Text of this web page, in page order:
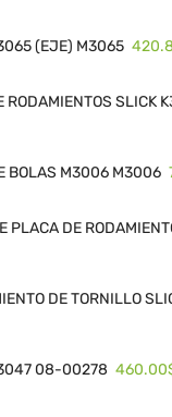
(EJE) M3065
RODAMIENTOS SLICK
BOLAS M3006 M3006
PLACA DE
DE TORNILLO
08-00278